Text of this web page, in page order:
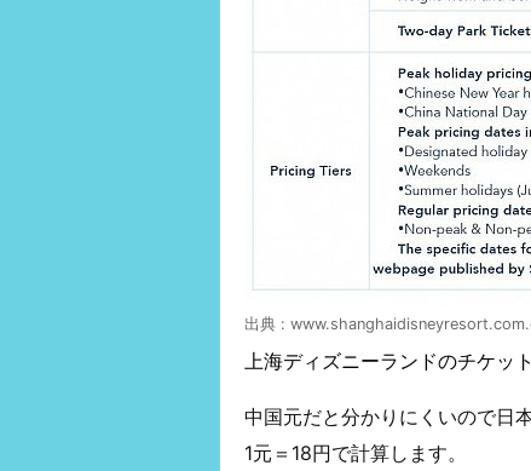
出典 :
上海ディズニーランドのチケッ
中国元だと分かりにくいので日
1元＝18円で計算します。